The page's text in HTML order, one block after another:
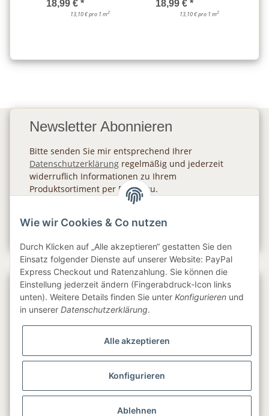
18,99 € *
13,10 € pro 1 m2
18,99 € *
13,10 € pro 1 m2
Newsletter Abonnieren
Bitte senden Sie mir entsprechend Ihrer
Datenschutzerklärung regelmäßig und jederzeit
widerruflich Informationen zu Ihrem
Produktsortiment per E-Mail zu.
Gesetzliche Informationen
Wie wir Cookies & Co nutzen
Durch Klicken auf „Alle akzeptieren“ gestatten Sie den
Einsatz folgender Dienste auf unserer Website: PayPal
Express Checkout und Ratenzahlung. Sie können die
Einstellung jederzeit ändern (Fingerabdruck-Icon links
unten). Weitere Details finden Sie unter Konfigurieren und
in unserer Datenschutzerklärung.
Alle akzeptieren
Konfigurieren
Ablehnen